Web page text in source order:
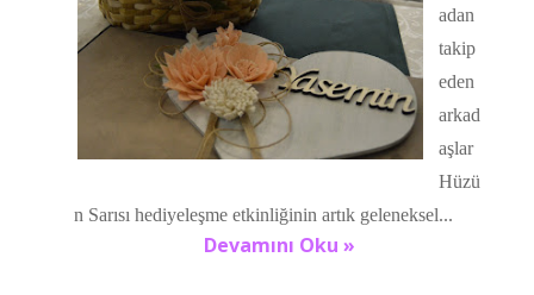
adan
takip
eden
arkad
aşlar
Hüzü
n Sarısı hediyeleşme etkinliğinin artık geleneksel...
Devamını Oku »